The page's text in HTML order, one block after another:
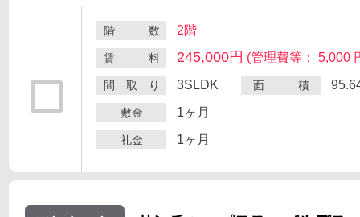
階 数 2階
賃 料 245,000円 (管理費等： 5,000
間 取 り 3SLDK 面 積
敷金 1ヶ月
礼金 1ヶ月